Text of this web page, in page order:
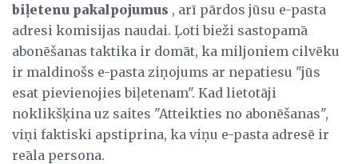
biļetenu pakalpojumus , arī pārdos jūsu e-pasta
adresi komisijas naudai. Ļoti bieži sastopamā
abonēšanas taktika ir domāt, ka miljoniem cilvēku
ir maldinošs e-pasta ziņojums ar nepatiesu "jūs
esat pievienojies biļetenam". Kad lietotāji
noklikšķina uz saites "Atteikties no abonēšanas",
viņi faktiski apstiprina, ka viņu e-pasta adresē ir
reāla persona.